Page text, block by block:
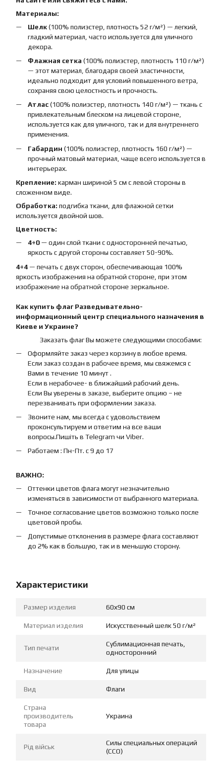
Материалы:
Шелк(100% полиэстер, плотность 52 г/м²) — легкий,
гладкий материал, часто используется для уличного
декора.
Флажная сетка (100% полиэстер, плотность 110 г/м²)
— этот материал, благодаря своей эластичности,
идеально подходит для условий повышенного ветра,
сохраняя свою целостность и прочность.
Атлас(100% полиэстер, плотность 140 г/м²) — ткань с
привлекательным блеском на лицевой стороне,
используется как для уличного, так и для внутреннего
применения.
Габардин (100% полиэстер, плотность 160 г/м²) —
прочный матовый материал, чаще всего используется в
интерьерах.
Крепление: карман шириной 5 см с левой стороны в
сложенном виде.
Обработка: подгибка ткани, для флажной сетки
используется двойной шов.
Цветность:
4+0 — один слой ткани с односторонней печатью,
яркость с другой стороны составляет 50-90%.
4+4 — печать с двух сторон, обеспечивающая 100%
яркость изображения на обратной стороне, при этом
изображение на обратной стороне зеркальное.
Как купить флаг Разведывательно-
информационный центр специального назначения в
Киеве и Украине?
Заказать флаг Вы можете следующими способами:
Оформляйте заказ через корзину в любое время.
Если заказ создан в рабочее время, мы свяжемся с
Вами в течение 10 минут .
Если в нерабочее- в ближайший рабочий день.
Если Вы уверены в заказе, выберите опцию – не
перезванивать при оформлении заказа.
Звоните нам, мы всегда с удовольствием
проконсультируем и ответим на все ваши
вопросы.Пишіть в Telegram чи Viber.
Работаем : Пн-Пт. с 9 до 17
ВАЖНО:
Оттенки цветов флага могут незначительно
изменяться в зависимости от выбранного материала.
Точное согласование цветов возможно только после
цветовой пробы.
Допустимые отклонения в размере флага составляют
до 2% как в большую, так и в меньшую сторону.
Характеристики
Размер изделия 60х90 см
Материал изделия Искусственный шелк 50 г/м²
Тип печати
Сублимационная печать,
односторонний
Назначение Для улицы
Вид Флаги
Страна
производитель
товара
Украина
Рід військ
Силы специальных операций
(ССО)